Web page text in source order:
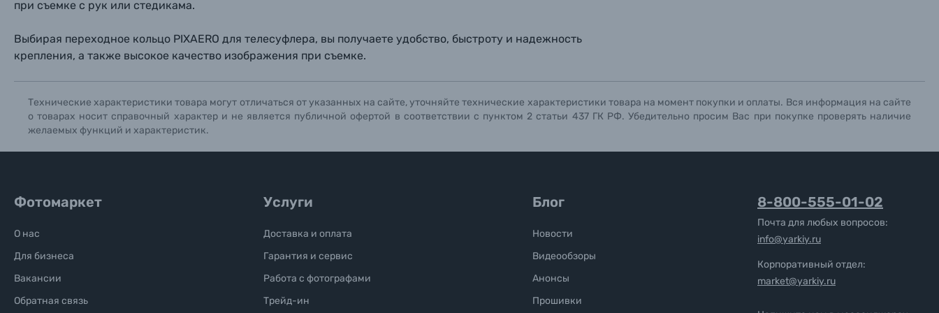
Солнцезащитные очки
Уценённые товары
при съемке с рук или стедикама.
Выбирая переходное кольцо PIXAERO для телесуфлера, вы получаете удобство, быстроту и надежность
крепления, а также высокое качество изображения при съемке.
Технические характеристики товара могут отличаться от указанных на сайте, уточняйте технические характеристики товара на момент покупки и оплаты. Вся информация на сайте
о товарах носит справочный характер и не является публичной офертой в соответствии с пунктом 2 статьи 437 ГК РФ. Убедительно просим Вас при покупке проверять наличие
желаемых функций и характеристик.
Фотомаркет
О нас
Для бизнеса
Вакансии
Обратная связь
Услуги
Доставка и оплата
Гарантия и сервис
Работа с фотографами
Трейд-ин
Блог
Новости
Видеообзоры
Анонсы
Прошивки
8-800-555-01-02
Почта для любых вопросов:
info@yarkiy.ru
Корпоративный отдел:
market@yarkiy.ru